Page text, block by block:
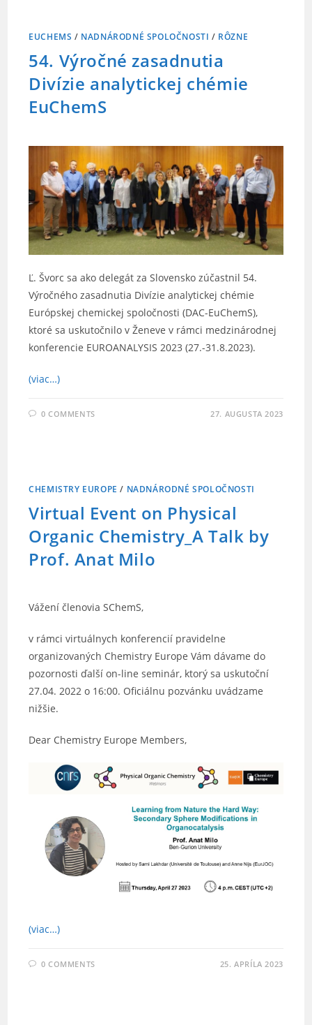
EUCHEMS / NADNÁRODNÉ SPOLOČNOSTI / RÔZNE
54. Výročné zasadnutia
Divízie analytickej chémie
EuChemS
Ľ. Švorc sa ako delegát za Slovensko zúčastnil 54.
Výročného zasadnutia Divízie analytickej chémie
Európskej chemickej spoločnosti (DAC-EuChemS),
ktoré sa uskutočnilo v Ženeve v rámci medzinárodnej
konferencie EUROANALYSIS 2023 (27.-31.8.2023).
(viac…)
0 COMMENTS 27. AUGUSTA 2023
CHEMISTRY EUROPE / NADNÁRODNÉ SPOLOČNOSTI
Virtual Event on Physical
Organic Chemistry_A Talk by
Prof. Anat Milo
Vážení členovia SChemS,
v rámci virtuálnych konferencií pravidelne
organizovaných Chemistry Europe Vám dávame do
pozornosti ďalší on-line seminár, ktorý sa uskutoční
27.04. 2022 o 16:00. Oficiálnu pozvánku uvádzame
nižšie.
Dear Chemistry Europe Members,
(viac…)
0 COMMENTS 25. APRÍLA 2023